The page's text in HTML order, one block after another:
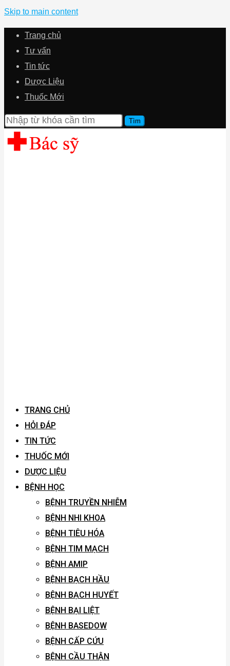
Skip to main content
Trang chủ
Tư vấn
Tin tức
Dược Liệu
Thuốc Mới
TRANG CHỦ
HỎI ĐÁP
TIN TỨC
THUỐC MỚI
DƯỢC LIỆU
BỆNH HỌC
BỆNH TRUYỀN NHIỄM
BỆNH NHI KHOA
BỆNH TIÊU HÓA
BỆNH TIM MẠCH
BỆNH AMIP
BỆNH BẠCH HẦU
BỆNH BẠCH HUYẾT
BỆNH BẠI LIỆT
BỆNH BASEDOW
BỆNH CẤP CỨU
BỆNH CẦU THẬN